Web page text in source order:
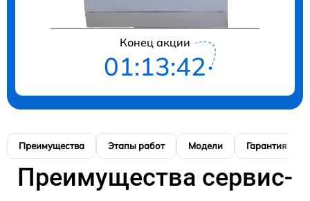
Конец акции
01:13:41
Преимущества Этапы работ Модели Гарантия
Преимущества сервис-